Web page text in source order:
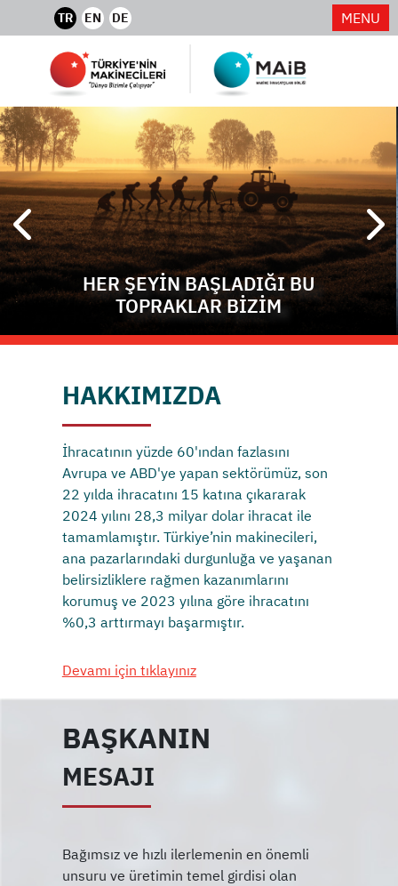
TR EN DE MENU
HER ŞEYİN BAŞLADIĞI BU
TOPRAKLAR BİZİM
HAKKIMIZDA
İhracatının yüzde 60'ından fazlasını
Avrupa ve ABD'ye yapan sektörümüz, son
22 yılda ihracatını 15 katına çıkararak
2024 yılını 28,3 milyar dolar ihracat ile
tamamlamıştır. Türkiye’nin makinecileri,
ana pazarlarındaki durgunluğa ve yaşanan
belirsizliklere rağmen kazanımlarını
korumuş ve 2023 yılına göre ihracatını
%0,3 arttırmayı başarmıştır.
Devamı için tıklayınız
BAŞKANIN
MESAJI
Bağımsız ve hızlı ilerlemenin en önemli
unsuru ve üretimin temel girdisi olan